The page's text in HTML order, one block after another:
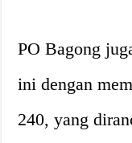
PO Bagong
ini dengan
240, yang